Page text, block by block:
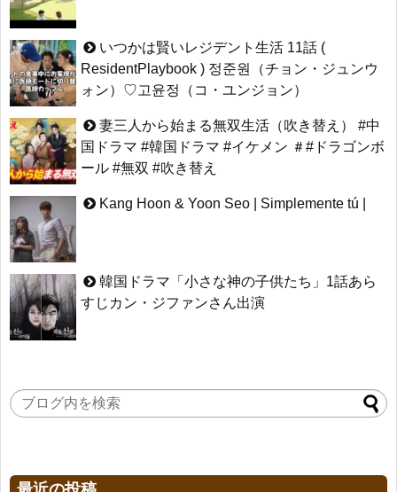
いつかは賢いレジデント生活 11話 (
ResidentPlaybook ) 정준원（チョン・ジュンウ
ォン）♡고윤정（コ・ユンジョン）
妻三人から始まる無双生活（吹き替え） #中
国ドラマ #韓国ドラマ #イケメン ＃#ドラゴンボ
ール #無双 #吹き替え
Kang Hoon & Yoon Seo | Simplemente tú |
韓国ドラマ「小さな神の子供たち」1話あら
すじカン・ジファンさん出演